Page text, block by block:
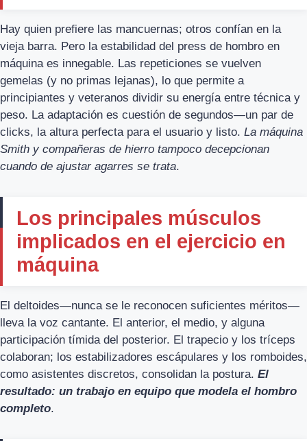
Hay quien prefiere las mancuernas; otros confían en la
vieja barra. Pero la estabilidad del press de hombro en
máquina es innegable. Las repeticiones se vuelven
gemelas (y no primas lejanas), lo que permite a
principiantes y veteranos dividir su energía entre técnica y
peso. La adaptación es cuestión de segundos—un par de
clicks, la altura perfecta para el usuario y listo. La máquina
Smith y compañeras de hierro tampoco decepcionan
cuando de ajustar agarres se trata.
Los principales músculos
implicados en el ejercicio en
máquina
El deltoides—nunca se le reconocen suficientes méritos—
lleva la voz cantante. El anterior, el medio, y alguna
participación tímida del posterior. El trapecio y los tríceps
colaboran; los estabilizadores escápulares y los romboides,
como asistentes discretos, consolidan la postura. El
resultado: un trabajo en equipo que modela el hombro
completo.